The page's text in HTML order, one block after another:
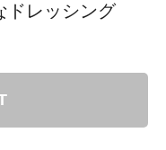
ドレッシング